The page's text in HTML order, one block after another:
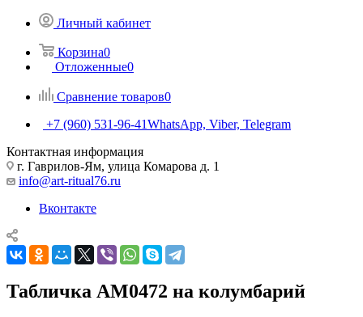
Личный кабинет
Корзина0
Отложенные0
Сравнение товаров0
+7 (960) 531-96-41WhatsApp, Viber, Telegram
Контактная информация
г. Гаврилов-Ям, улица Комарова д. 1
info@art-ritual76.ru
Вконтакте
Табличка AM0472 на колумбарий